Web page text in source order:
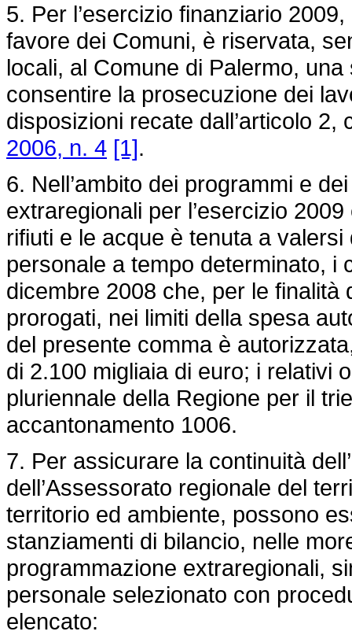
5. Per l’esercizio finanziario
favore dei Comuni, è riservata,
locali, al Comune di Palermo,
consentire la prosecuzione dei
disposizioni recate dall’articolo
2006, n. 4 [1].
6. Nell’ambito dei programmi e
extraregionali per l’esercizio
rifiuti e le acque è tenuta a
personale a tempo determinato, i
dicembre 2008 che, per le
prorogati, nei limiti della spesa
del presente comma è
di 2.100 migliaia di euro; i relativi
pluriennale della Regione per il
accantonamento 1006.
7. Per assicurare la continuità
dell’Assessorato regionale del
territorio ed ambiente, possono
stanziamenti di bilancio, nelle
programmazione extraregionali,
personale selezionato con
elencato: